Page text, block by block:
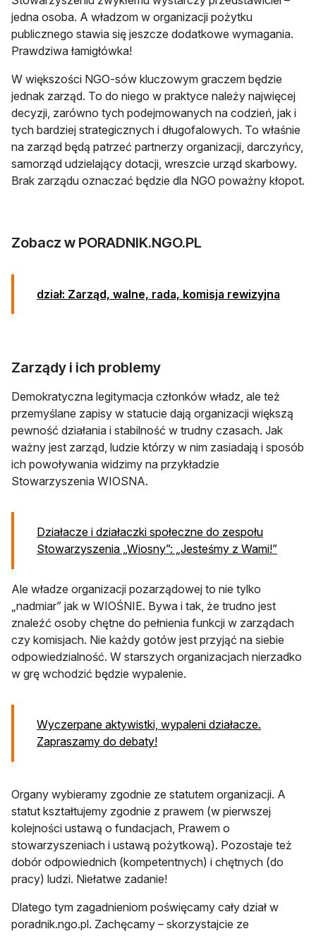
jedna osoba. A władzom w organizacji pożytku
publicznego stawia się jeszcze dodatkowe wymagania.
Prawdziwa łamigłówka!
W większości NGO-sów kluczowym graczem będzie
jednak zarząd. To do niego w praktyce należy najwięcej
decyzji, zarówno tych podejmowanych na codzień, jak i
tych bardziej strategicznych i długofalowych. To właśnie
na zarząd będą patrzeć partnerzy organizacji, darczyńcy,
samorząd udzielający dotacji, wreszcie urząd skarbowy.
Brak zarządu oznaczać będzie dla NGO poważny kłopot.
Zobacz w PORADNIK.NGO.PL
dział: Zarząd, walne, rada, komisja rewizyjna
Zarządy i ich problemy
Demokratyczna legitymacja członków władz, ale też
przemyślane zapisy w statucie dają organizacji większą
pewność działania i stabilność w trudny czasach. Jak
ważny jest zarząd, ludzie którzy w nim zasiadają i sposób
ich powoływania widzimy na przykładzie
Stowarzyszenia WIOSNA.
Działacze i działaczki społeczne do zespołu
Stowarzyszenia „Wiosny”: „Jesteśmy z Wami!”
Ale władze organizacji pozarządowej to nie tylko
„nadmiar” jak w WIOŚNIE. Bywa i tak, że trudno jest
znaleźć osoby chętne do pełnienia funkcji w zarządach
czy komisjach. Nie każdy gotów jest przyjąć na siebie
odpowiedzialność. W starszych organizacjach nierzadko
w grę wchodzić będzie wypalenie.
Wyczerpane aktywistki, wypaleni działacze.
Zapraszamy do debaty!
Organy wybieramy zgodnie ze statutem organizacji. A
statut kształtujemy zgodnie z prawem (w pierwszej
kolejności ustawą o fundacjach, Prawem o
stowarzyszeniach i ustawą pożytkową). Pozostaje też
dobór odpowiednich (kompetentnych) i chętnych (do
pracy) ludzi. Niełatwe zadanie!
Dlatego tym zagadnieniom poświęcamy cały dział w
poradnik.ngo.pl. Zachęcamy – skorzystajcie ze